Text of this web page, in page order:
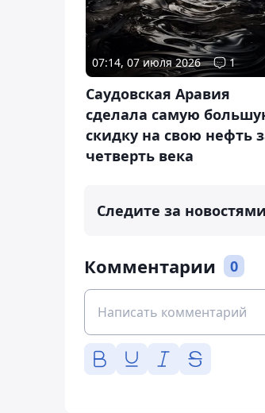
07:14, 07 июля 2026 1
Саудовская Аравия
сделала самую
скидку на свою нефть
четверть века
Следите за
Комментарии 0